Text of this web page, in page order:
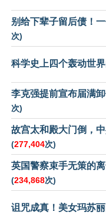
别给下辈子留后债！
次)
科学史上四个轰动世
李克强提前宣布届满
次)
故宫太和殿大门倒，
(277,404次)
英国警察束手无策的
(234,868次)
诅咒成真！美女玛苏